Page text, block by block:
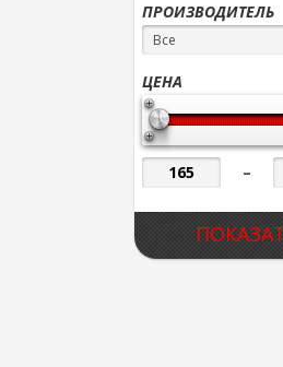
ПРОИЗВОДИТЕЛЬ
Все
ЦЕНА
–